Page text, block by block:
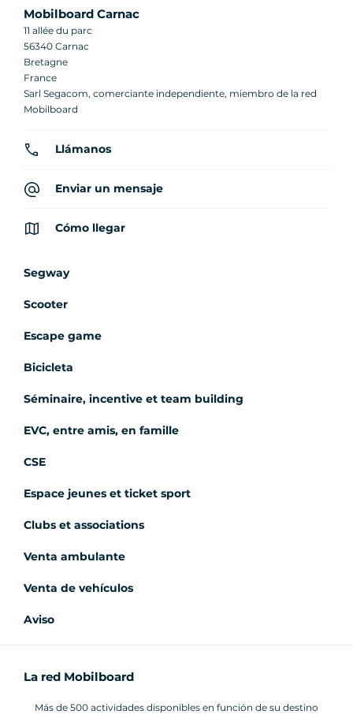
Mobilboard Carnac
11 allée du parc
56340 Carnac
Bretagne
France
Sarl Segacom, comerciante independiente, miembro de la red
Mobilboard
Llámanos
Enviar un mensaje
Cómo llegar
Segway
Scooter
Escape game
Bicicleta
Séminaire, incentive et team building
EVC, entre amis, en famille
CSE
Espace jeunes et ticket sport
Clubs et associations
Venta ambulante
Venta de vehículos
Aviso
La red Mobilboard
Más de 500 actividades disponibles en función de su destino